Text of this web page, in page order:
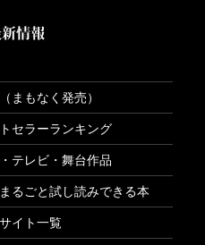
情報
まもなく発売）
セラーランキング
テレビ・舞台作品
るごと試し読みできる本
イト一覧